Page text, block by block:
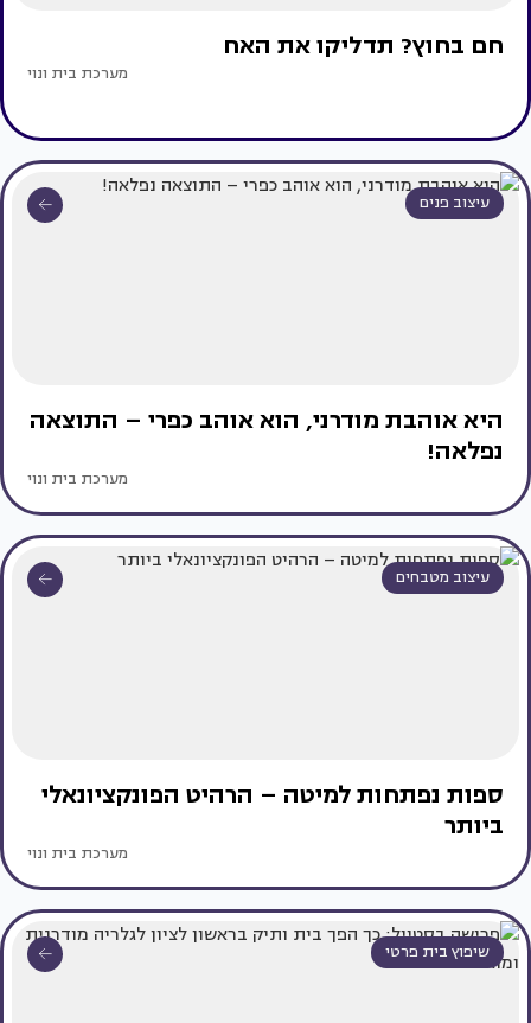
חם בחוץ? תדליקו את האח
מערכת בית ונוי
עיצוב פנים
היא אוהבת מודרני, הוא אוהב כפרי – התוצאה
נפלאה!
מערכת בית ונוי
עיצוב מטבחים
ספות נפתחות למיטה – הרהיט הפונקציונאלי
ביותר
מערכת בית ונוי
שיפוץ בית פרטי